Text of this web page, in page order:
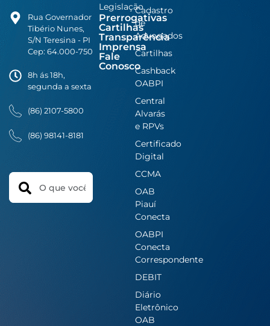
Rua Governador
Tibério Nunes,
S/N Teresina - PI
Cep: 64.000-750
8h ás 18h,
segunda a sexta
(86) 2107-5800
(86) 98141-8181
Search
Legislação
Prerrogativas
Cartilhas
Transparência
Imprensa
Fale
Conosco
Cadastro
de
Advogados
Cartilhas
Cashback
OABPI
Central
Alvarás
e RPVs
Certificado
Digital
CCMA
OAB
Piauí
Conecta
OABPI
Conecta
Correspondente
DEBIT
Diário
Eletrônico
OAB